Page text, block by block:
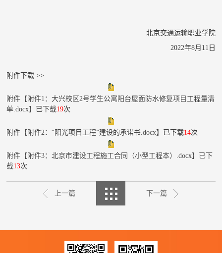
北京交通运输职业学院
2022年8月11日
附件下载 >>
附件【附件1：大兴校区2号学生公寓阳台屋面防水修复项目工程量清
单.docx】
已下载19次
附件【附件2：“阳光项目工程”建设的承诺书.docx】 已下载14次
附件【附件3：北京市建设工程施工合同（小型工程本）.docx】
已下
载13次
上一篇 下一篇